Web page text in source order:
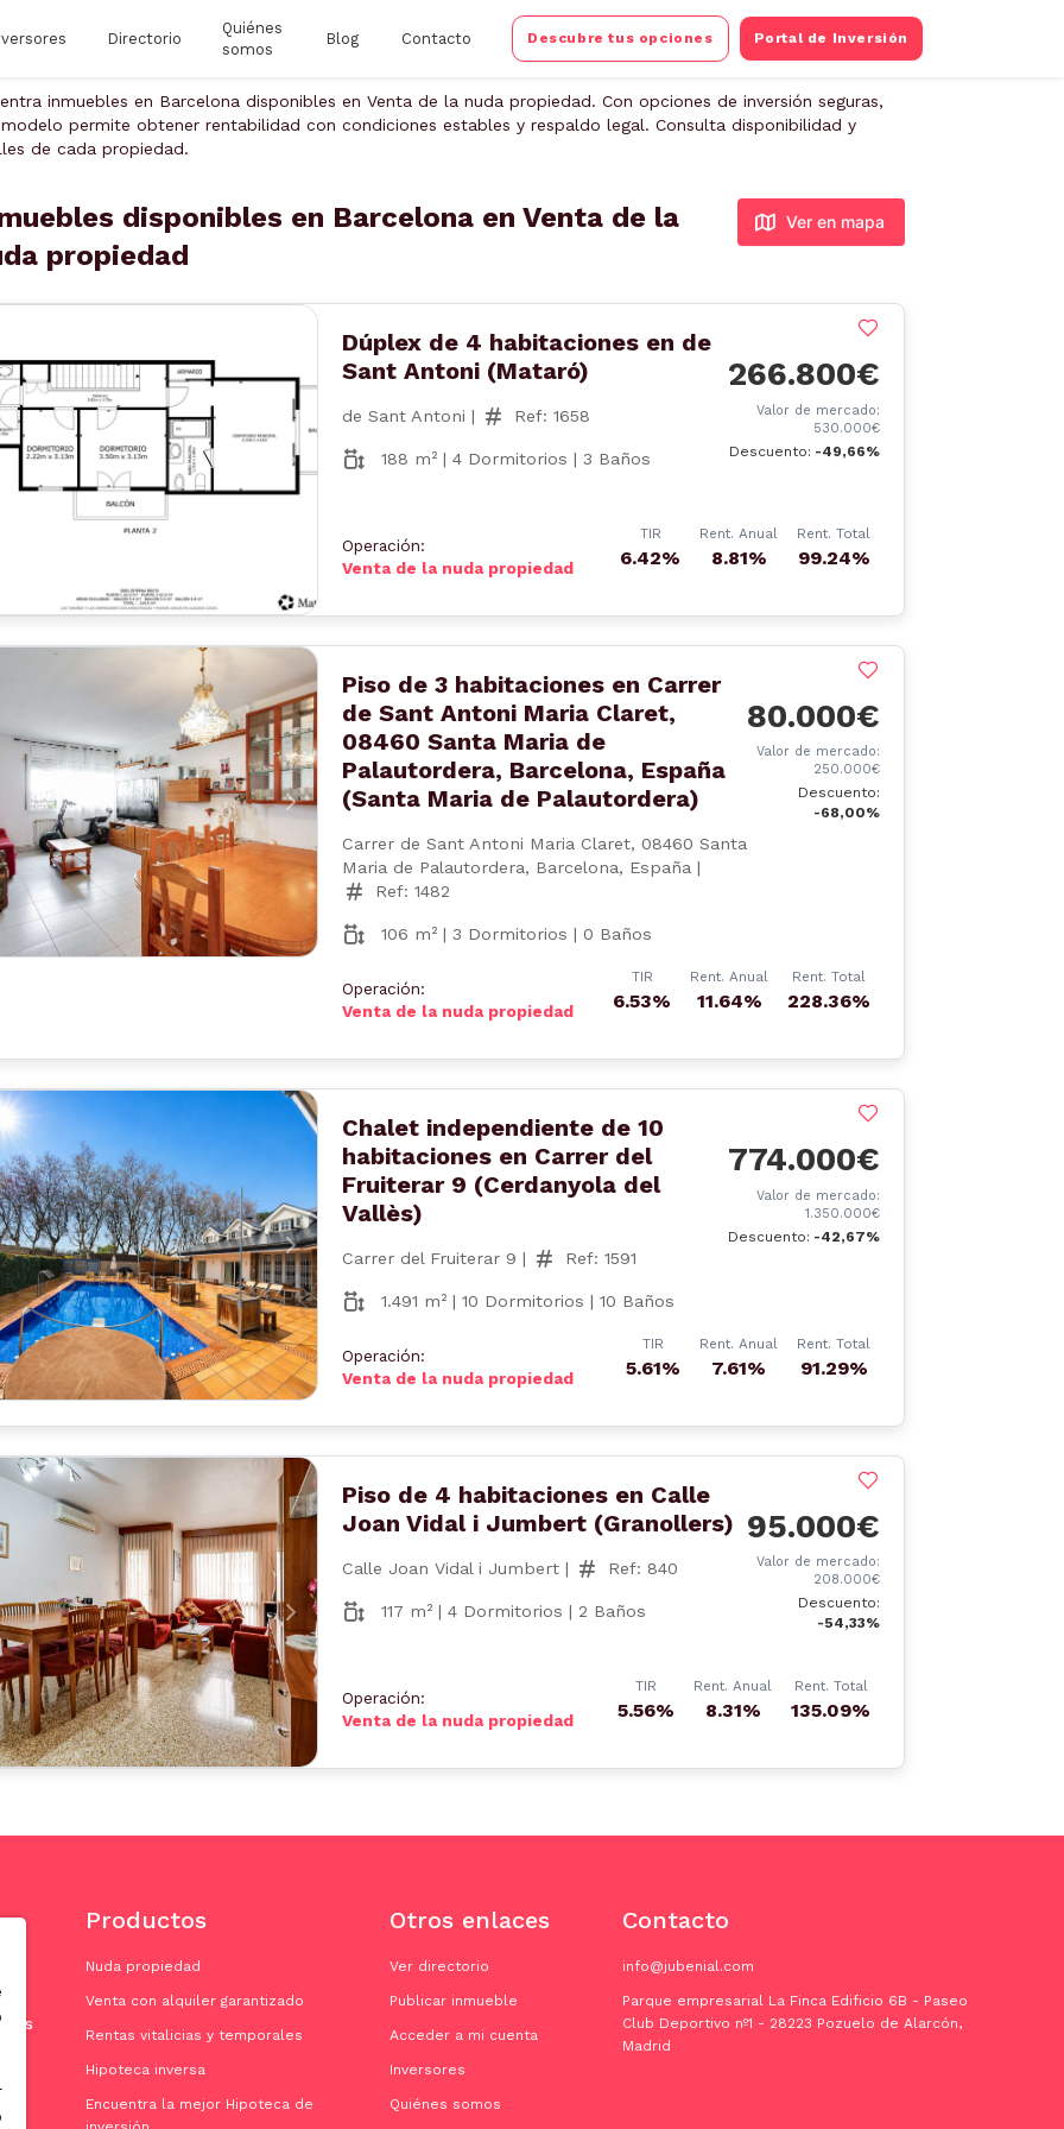
Directorio
Quiénes
somos
Blog Contacto Descubre tus opciones Portal de Inversión
inmuebles en Barcelona disponibles en Venta de la nuda propiedad. Con opciones de inversión seguras,
permite obtener rentabilidad con condiciones estables y respaldo legal. Consulta disponibilidad y
de cada propiedad.
disponibles en Barcelona en Venta de la
propiedad
Ver en mapa
Siguiente
Dúplex de 4 habitaciones en de
Sant Antoni (Mataró)
de Sant Antoni | Ref: 1658
188 m² | 4 Dormitorios | 3 Baños
266.800€
Valor de mercado:
530.000€
Descuento: -49,66%
Operación:
Venta de la nuda propiedad
TIR
6.42%
Rent. Anual
8.81%
Rent. Total
99.24%
Siguiente
Piso de 3 habitaciones en Carrer
de Sant Antoni Maria Claret,
08460 Santa Maria de
Palautordera, Barcelona, España
(Santa Maria de Palautordera)
Carrer de Sant Antoni Maria Claret, 08460 Santa
Maria de Palautordera, Barcelona, España |
Ref: 1482
106 m² | 3 Dormitorios | 0 Baños
80.000€
Valor de mercado:
250.000€
Descuento:
-68,00%
Operación:
Venta de la nuda propiedad
TIR
6.53%
Rent. Anual
11.64%
Rent. Total
228.36%
Siguiente
Chalet independiente de 10
habitaciones en Carrer del
Fruiterar 9 (Cerdanyola del
Vallès)
Carrer del Fruiterar 9 | Ref: 1591
1.491 m² | 10 Dormitorios | 10 Baños
774.000€
Valor de mercado:
1.350.000€
Descuento: -42,67%
Operación:
Venta de la nuda propiedad
TIR
5.61%
Rent. Anual
7.61%
Rent. Total
91.29%
Siguiente
Piso de 4 habitaciones en Calle
Joan Vidal i Jumbert (Granollers)
Calle Joan Vidal i Jumbert | Ref: 840
117 m² | 4 Dormitorios | 2 Baños
95.000€
Valor de mercado:
208.000€
Descuento:
-54,33%
Operación:
Venta de la nuda propiedad
TIR
5.56%
Rent. Anual
8.31%
Rent. Total
135.09%
Productos
Nuda propiedad
Venta con alquiler garantizado
Rentas vitalicias y temporales
Hipoteca inversa
Encuentra la mejor Hipoteca de
Otros enlaces
Ver directorio
Publicar inmueble
Acceder a mi cuenta
Inversores
Quiénes somos
Contacto
info@jubenial.com
Parque empresarial La Finca Edificio 6B - Paseo
Club Deportivo nº1 - 28223 Pozuelo de Alarcón,
Madrid